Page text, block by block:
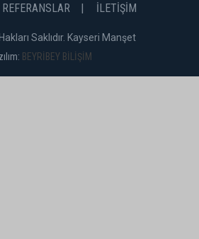
REFERANSLAR İLETİŞİM
Saklıdır. Kayseri Manşet
BEYRİBEY BİLİŞİM